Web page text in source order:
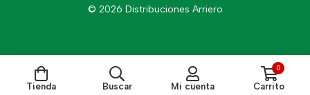
© 2026 Distribuciones Arriero
Tienda Buscar Mi cuenta
0
Carrito